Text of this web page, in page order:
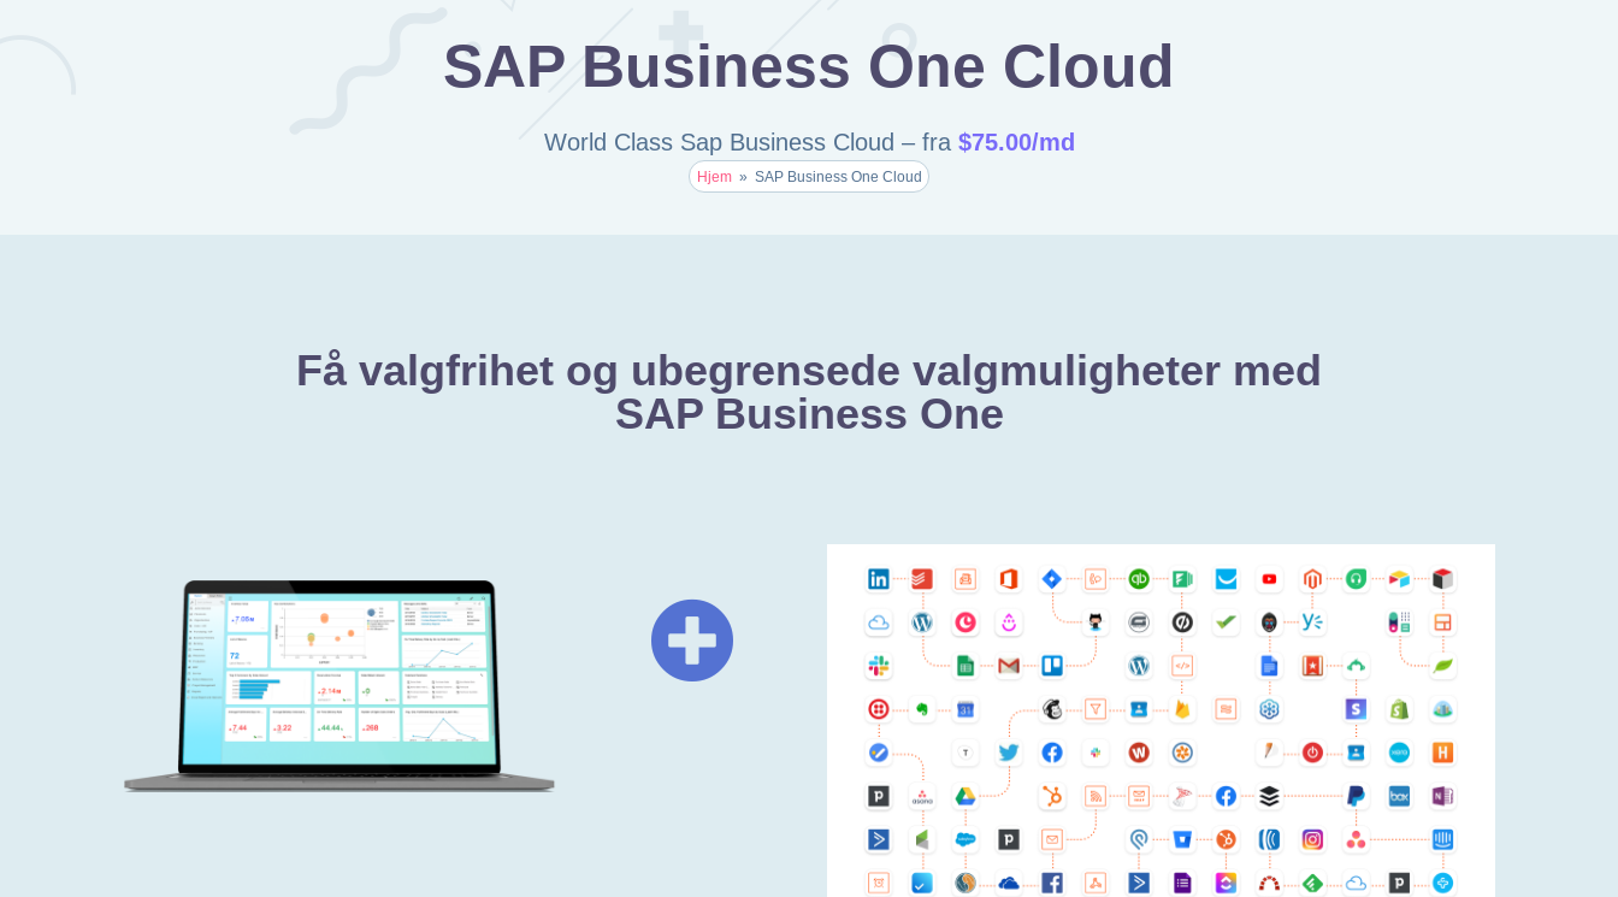
SAP Business One Cloud
World Class Sap Business Cloud – fra $75.00/md
Hjem» SAP Business One Cloud
Få valgfrihet og ubegrensede valgmuligheter med
SAP Business One